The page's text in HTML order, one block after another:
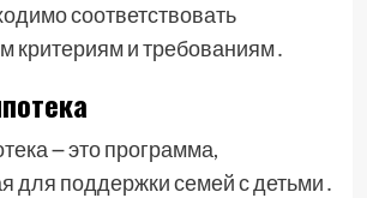
соответствовать
критериям и требованиям․
౼ это программа,
для поддержки семей с детьми․